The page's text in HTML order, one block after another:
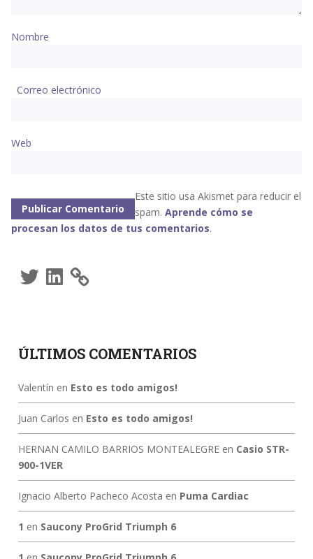
Nombre
Correo electrónico
Web
Este sitio usa Akismet para reducir el
spam. Aprende cómo se
procesan los datos de tus comentarios.
TwitterLinkedIn
ÚLTIMOS COMENTARIOS
Valentín en Esto es todo amigos!
Juan Carlos en Esto es todo amigos!
HERNAN CAMILO BARRIOS MONTEALEGREen Casio STR-
900-1VER
Ignacio Alberto Pacheco Acosta en Puma Cardiac
1 en Saucony ProGrid Triumph 6